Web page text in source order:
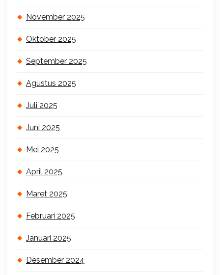
November 2025
Oktober 2025
September 2025
Agustus 2025
Juli 2025
Juni 2025
Mei 2025
April 2025
Maret 2025
Februari 2025
Januari 2025
Desember 2024